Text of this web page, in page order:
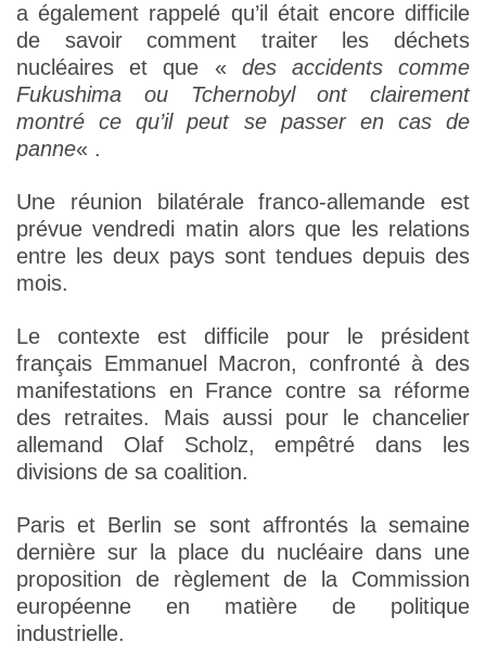
a également rappelé qu’il était encore difficile
de savoir comment traiter les déchets
nucléaires et que « des accidents comme
Fukushima ou Tchernobyl ont clairement
montré ce qu’il peut se passer en cas de
panne« .
Une réunion bilatérale franco-allemande est
prévue vendredi matin alors que les relations
entre les deux pays sont tendues depuis des
mois.
Le contexte est difficile pour le président
français Emmanuel Macron, confronté à des
manifestations en France contre sa réforme
des retraites. Mais aussi pour le chancelier
allemand Olaf Scholz, empêtré dans les
divisions de sa coalition.
Paris et Berlin se sont affrontés la semaine
dernière sur la place du nucléaire dans une
proposition de règlement de la Commission
européenne en matière de politique
industrielle.